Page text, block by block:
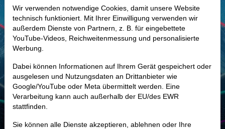
A40F8M | GRAL–Grail Aktie
Realtime-Aktienkurs:
-
-
Marktkapitalisierung 2,98 Mrd. USD
Unternehmenswert 2,21 Mrd. USD
Wir verwenden notwendige Cookies, damit unsere Website
technisch funktioniert. Mit Ihrer Einwilligung verwenden wir
außerdem Dienste von Partnern, z. B. für eingebettete
YouTube-Videos, Reichweitenmessung und personalisierte
Werbung.
Dabei können Informationen auf Ihrem Gerät gespeichert oder
ausgelesen und Nutzungsdaten an Drittanbieter wie
Google/YouTube oder Meta übermittelt werden. Eine
Verarbeitung kann auch außerhalb der EU/des EWR
stattfinden.
Sie können alle Dienste akzeptieren, ablehnen oder Ihre